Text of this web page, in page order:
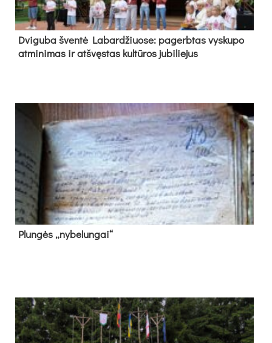
Dvi­gu­ba šven­tė La­bar­džiuo­se: pa­gerb­tas vys­ku­po
at­mi­ni­mas ir at­švęs­tas kul­tū­ros ju­bi­lie­jus
Plun­gės „ny­be­lun­gai“